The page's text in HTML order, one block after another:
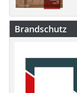
Brandschutz